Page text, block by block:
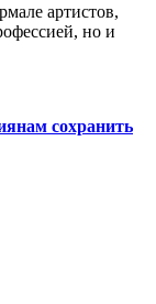
артистов,
но и
сохранить